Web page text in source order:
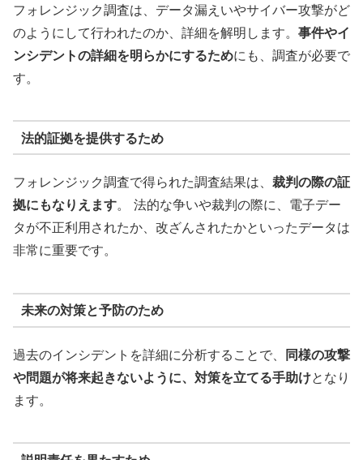
フォレンジック調査は、データ漏えいやサイバー攻撃がど
のようにして行われたのか、詳細を解明します。 事件やイ
ンシデントの詳細を明らかにするためにも、調査が必要で
す。
法的証拠を提供するため
フォレンジック調査で得られた調査結果は、 裁判の際の証
拠にもなりえます。 法的な争いや裁判の際に、電子デー
タが不正利用されたか、改ざんされたかといったデータは
非常に重要です。
未来の対策と予防のため
過去のインシデントを詳細に分析することで、
同様の攻撃
や問題が将来起きないように、対策を立てる手助けとなり
ます。